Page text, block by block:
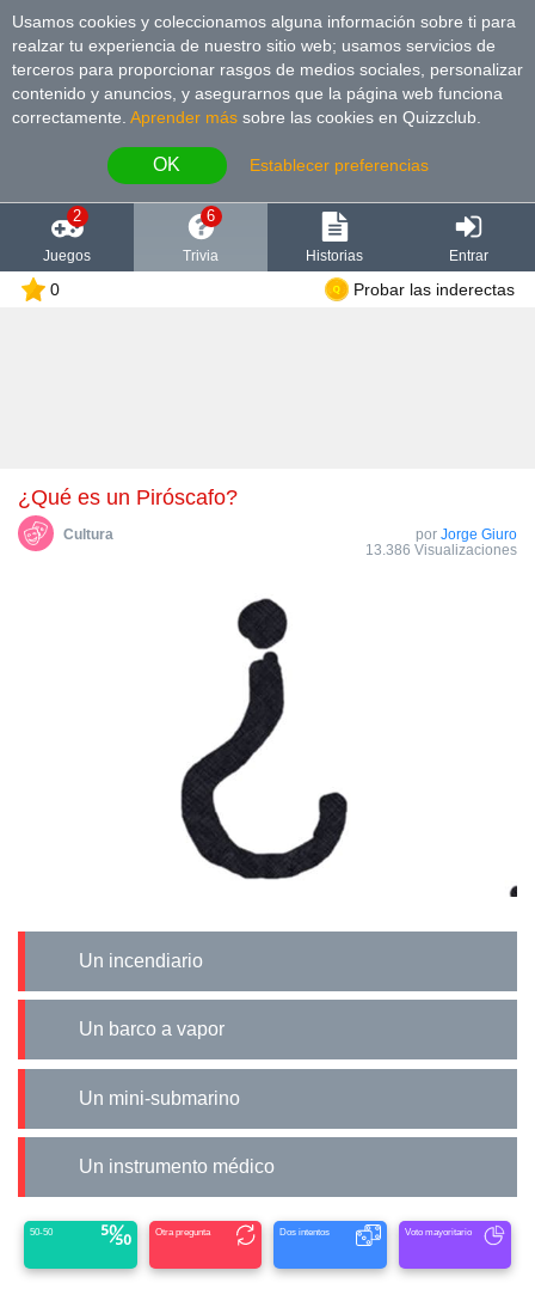
Usamos cookies y coleccionamos alguna información sobre ti para
realzar tu experiencia de nuestro sitio web; usamos servicios de
terceros para proporcionar rasgos de medios sociales, personalizar
contenido y anuncios, y asegurarnos que la página web funciona
correctamente. Aprender más sobre las cookies en Quizzclub.
OK Establecer preferencias
2
Juegos
6
Trivia Historias Entrar
0 Probar las inderectas
¿Qué es un Piróscafo?
Cultura por Jorge Giuro
13.386 Visualizaciones
Un incendiario
Un barco a vapor
Un mini-submarino
Un instrumento médico
50-50 Otra pregunta Dos intentos Voto mayoritario